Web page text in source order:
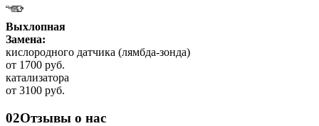
Выхлопная
Замена:
кислородного датчика (лямбда-зонда)
от 1700 руб.
катализатора
от 3100 руб.
02Отзывы о нас